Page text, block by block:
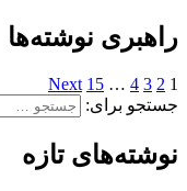
راهبری نوشته‌ها
1
2
3
4
…
15
Next
جستجو برای:
نوشته‌های تازه